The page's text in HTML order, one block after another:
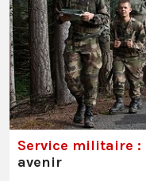
Service militaire :
avenir